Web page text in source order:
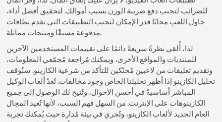
للضرائب لتجنب دفع ضريبة الوزن بسبب أموالك. لتحقيق أفضل أداء،
حاول اللعب مجانًا قدر الإمكان لتجنب التطبيقات التي تقدم بطاقات
لذا، أُلقي نظرةً سريعةً دائمًا على تقييمات المستخدمين الآخرين
للمنتديات والمواقع الأخرى، ويمكنك مُراجعة مُجمّعي المعلومات،
وتقديم تعليقات من لاعبين مُحنّكين للتأكد من شرعية الكازينو. سنُوقف
تحليل الكازينو إذا أظهر تحليلنا الخاص وجود مخالفات. تُعدّ ألعاب الوكيل
المباشر أساسيةً في أحسن الأحوال، وتُتيح لك الوصول إلى جميع
الكازينوهات على الإنترنت. من السهل فهم السبب، لأنها تُعيد المجال
العام الجديد لألعاب الكازينو، وتُجري في بيئة مُدارة حيث يُمكنك تجربة